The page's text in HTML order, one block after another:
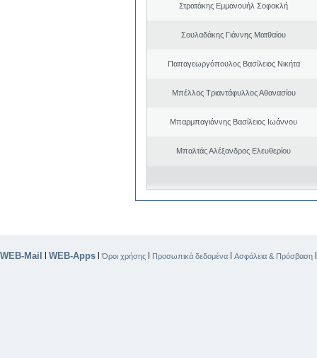
Στρατάκης Εμμανουήλ Σοφοκλή
Σουλαδάκης Γιάννης Ματθαίου
Παπαγεωργόπουλος Βασίλειος Νικήτα
Μπέλλος Τριαντάφυλλος Αθανασίου
Μπαρμπαγιάννης Βασίλειος Ιωάννου
Μπαλτάς Αλέξανδρος Ελευθερίου
WEB-Mail | WEB-Apps |Όροι χρήσης | Προσωπικά δεδομένα | Ασφάλεια & Πρόσβαση